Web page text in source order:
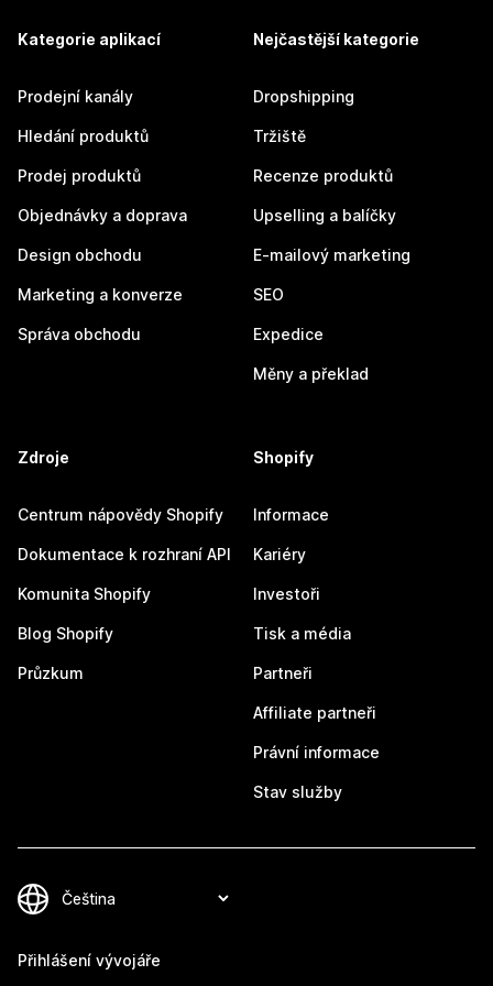
Kategorie aplikací
Prodejní kanály
Hledání produktů
Prodej produktů
Objednávky a doprava
Design obchodu
Marketing a konverze
Správa obchodu
Nejčastější kategorie
Dropshipping
Tržiště
Recenze produktů
Upselling a balíčky
E-mailový marketing
SEO
Expedice
Měny a překlad
Zdroje
Centrum nápovědy Shopify
Dokumentace k rozhraní API
Komunita Shopify
Blog Shopify
Průzkum
Shopify
Informace
Kariéry
Investoři
Tisk a média
Partneři
Affiliate partneři
Právní informace
Stav služby
Přihlášení vývojáře